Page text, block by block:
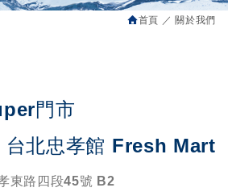
首頁 關於我們
門市
北忠孝館 Fresh Mart
東路四段45號 B2